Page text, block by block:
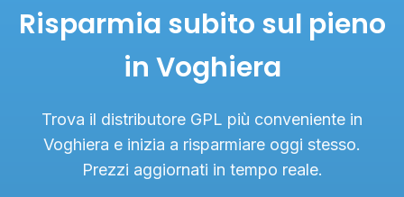
Risparmia subito sul pieno
in Voghiera
Trova il distributore GPL più conveniente in
Voghiera e inizia a risparmiare oggi stesso.
Prezzi aggiornati in tempo reale.